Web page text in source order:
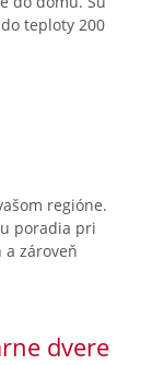
teploty 200
regióne.
poradia pri
zároveň
dvere